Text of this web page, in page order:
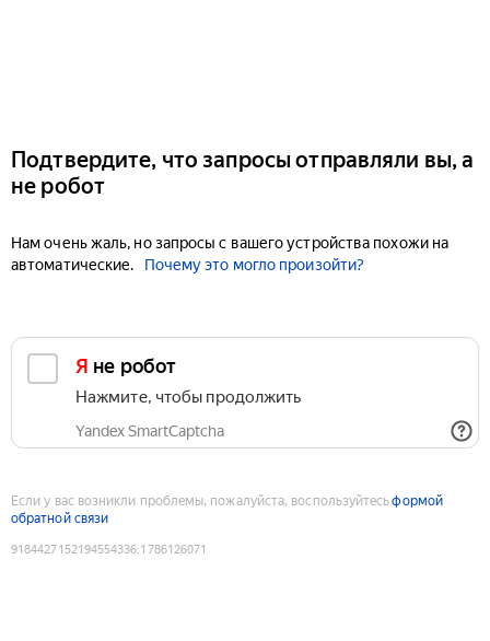
Подтвердите, что запросы отправляли вы, а
не робот
Нам очень жаль, но запросы с вашего устройства похожи на
автоматические.
Почему это могло произойти?
Я не робот
Нажмите, чтобы продолжить
Yandex SmartCaptcha
Если у вас возникли проблемы, пожалуйста, воспользуйтесьформой
обратной связи
9184427152194554336:1786126071